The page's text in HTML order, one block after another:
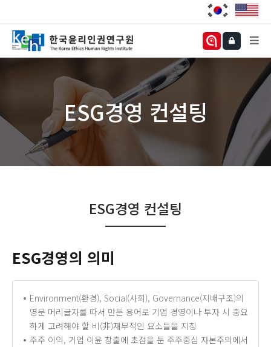
ESG경영 컨설팅
ESG경영 컨설팅
ESG경영의 의미
Environment(환경), Social(사회), Governance(지배구조)의
영문 머리글자를 따서 만든 용어로 기업 경영이나 투자 시 중요
하게 고려해야 할 비(非)재무적인 요소들을 지칭
주주 이익, 기업 이윤 창출에 초점을 둔 주주중심 자본주의에서